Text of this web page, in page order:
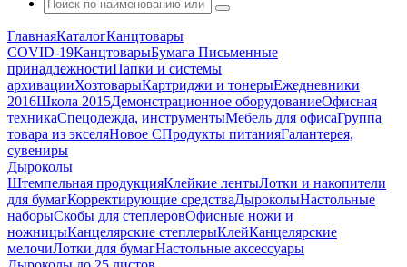
ГлавнаяКаталогКанцтовары
COVID-19КанцтоварыБумага Письменные
принадлежностиПапки и системы
архивацииХозтоварыКартриджи и тонерыЕжедневники
2016Школа 2015Демонстрационное оборудованиеОфисная
техникаСпецодежда, инструментыМебель для офисаГруппа
товара из экселяНовое СПродукты питанияГалантерея,
сувениры
Дыроколы
Штемпельная продукцияКлейкие лентыЛотки и накопители
для бумагКорректирующие средстваДыроколыНастольные
наборыСкобы для степлеровОфисные ножи и
ножницыКанцелярские степлерыКлейКанцелярские
мелочиЛотки для бумагНастольные аксессуары